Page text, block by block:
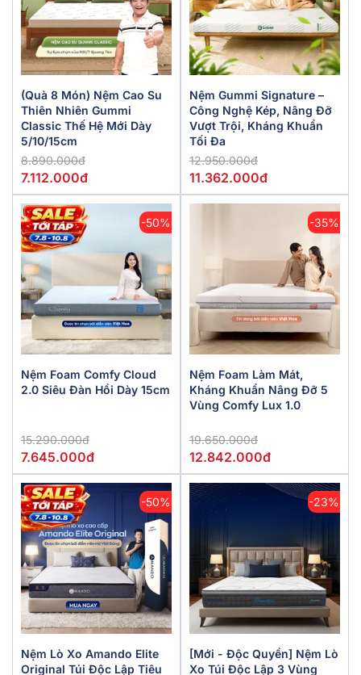
(Quà 8 Món) Nệm Cao Su
Thiên Nhiên Gummi
Classic Thế Hệ Mới Dày
5/10/15cm
8.890.000đ
7.112.000đ
Nệm Gummi Signature –
Công Nghệ Kép, Nâng Đỡ
Vượt Trội, Kháng Khuẩn
Tối Đa
12.950.000đ
11.362.000đ
-50%
Nệm Foam Comfy Cloud
2.0 Siêu Đàn Hồi Dày 15cm
15.290.000đ
7.645.000đ
-35%
Nệm Foam Làm Mát,
Kháng Khuẩn Nâng Đỡ 5
Vùng Comfy Lux 1.0
19.650.000đ
12.842.000đ
-50%
Nệm Lò Xo Amando Elite
Original Túi Độc Lập Tiêu
-23%
[Mới - Độc Quyền] Nệm Lò
Xo Túi Độc Lập 3 Vùng